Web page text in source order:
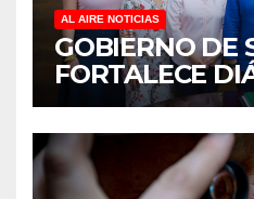
AL AIRE NOTICIAS
GOBIERNO DE
FORTALECE
MUJERES
CULIACÁN